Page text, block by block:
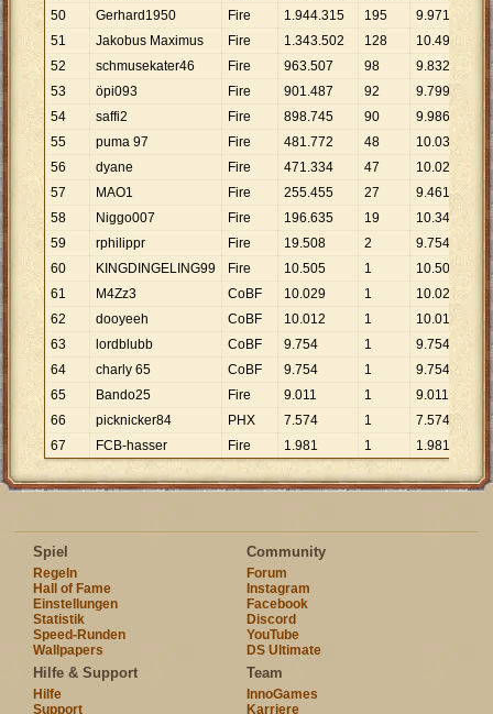
50
Gerhard1950 Fire 1.944.315 195 9.971
51
Jakobus Maximus Fire 1.343.502 128 10.496
52
schmusekater46 Fire 963.507 98 9.832
53
öpi093 Fire 901.487 92 9.799
54
saffi2 Fire 898.745 90 9.986
55
puma 97 Fire 481.772 48 10.037
56
dyane Fire 471.334 47 10.028
57
MAO1 Fire 255.455 27 9.461
58
Niggo007 Fire 196.635 19 10.349
59
rphilippr Fire 19.508 2 9.754
60
KINGDINGELING99 Fire 10.505 1 10.505
61
M4Zz3 CoBF 10.029 1 10.029
62
dooyeeh CoBF 10.012 1 10.012
63
lordblubb CoBF 9.754 1 9.754
64
charly 65 CoBF 9.754 1 9.754
65
Bando25 Fire 9.011 1 9.011
66
picknicker84 PHX 7.574 1 7.574
67
FCB-hasser Fire 1.981 1 1.981
Spiel
Regeln
Hall of Fame
Einstellungen
Statistik
Speed-Runden
Wallpapers
Community
Forum
Instagram
Facebook
Discord
YouTube
DS Ultimate
Hilfe & Support
Hilfe
Support
Team
InnoGames
Karriere